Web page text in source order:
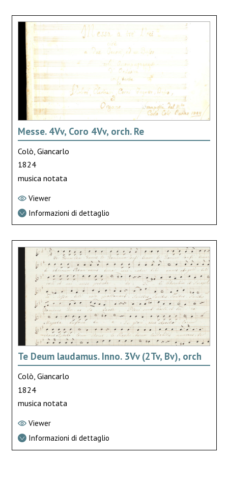
Messe. 4Vv, Coro 4Vv, orch. Re
Colò, Giancarlo
1824
musica notata
Viewer
Informazioni di dettaglio
Te Deum laudamus. Inno. 3Vv (2Tv, Bv), orch
Colò, Giancarlo
1824
musica notata
Viewer
Informazioni di dettaglio